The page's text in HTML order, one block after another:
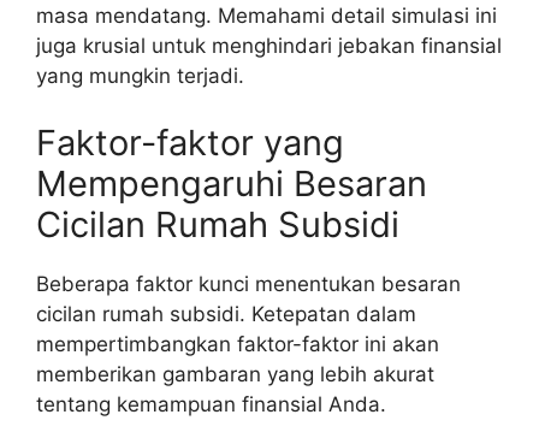
masa mendatang. Memahami detail simulasi ini
juga krusial untuk menghindari jebakan finansial
yang mungkin terjadi.
Faktor-faktor yang
Mempengaruhi Besaran
Cicilan Rumah Subsidi
Beberapa faktor kunci menentukan besaran
cicilan rumah subsidi. Ketepatan dalam
mempertimbangkan faktor-faktor ini akan
memberikan gambaran yang lebih akurat
tentang kemampuan finansial Anda.